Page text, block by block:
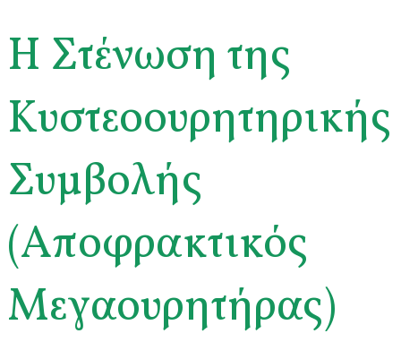
Η Στένωση της
Κυστεοουρητηρικής
Συμβολής
(Αποφρακτικός
Μεγαουρητήρας)